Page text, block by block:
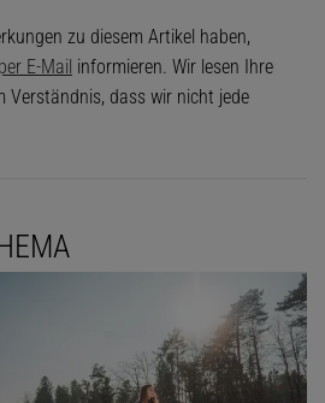
zu diesem Artikel haben,
per E-Mail informieren. Wir lesen Ihre
Verständnis, dass wir nicht jede